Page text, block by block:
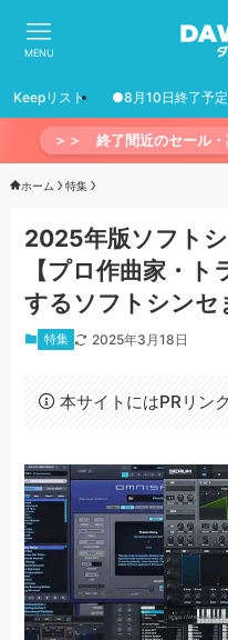
MENU
Keepリスト ●8月10日終了予
＞＞ 終了間近のセール
ホーム 特集
2025年版ソフト
【プロ作曲家・
するソフトシンセ
特集 2025年3月18日
本サイトにはPRリン